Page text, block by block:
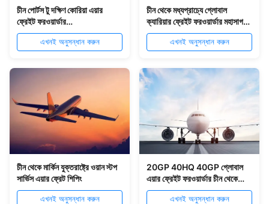
চীন পোর্টস টু দক্ষিণ কোরিয়া এয়ার
ফ্রেইট ফরওয়ার্ডার
FOB/EXW/CIF
এখনই অনুসন্ধান করুন
চীন থেকে মধ্যপ্রাচ্যে গ্লোবাল
ক্যারিয়ার ফ্রেইট ফরওয়ার্ডার মহাসাগর
শিপিং
এখনই অনুসন্ধান করুন
চীন থেকে মার্কিন যুক্তরাষ্ট্রে ওয়ান স্টপ
সার্ভিস এয়ার ফ্রেট শিপিং
এখনই অনুসন্ধান করুন
20GP 40HQ 40GP গ্লোবাল
এয়ার ফ্রেইট ফরওয়ার্ডার চীন থেকে
ইউরোপ
এখনই অনুসন্ধান করুন